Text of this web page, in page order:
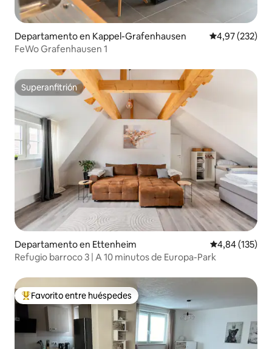
Departamento en Kappel-Grafenhausen Calificación
4,97 (232)
FeWo Grafenhausen 1
Superanfitrión
Superanfitrión
Departamento en Ettenheim Calificación
4,84 (135)
Refugio barroco 3 | A 10 minutos de Europa-Park
Favorito entre los huéspedes más destacados
Favorito entre huéspedes